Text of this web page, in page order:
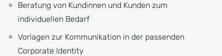
Beratung von Kundinnen und Kunden zum
individuellen Bedarf
Vorlagen zur Kommunikation in der passenden
Corporate Identity